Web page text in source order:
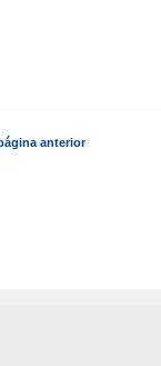
anterior